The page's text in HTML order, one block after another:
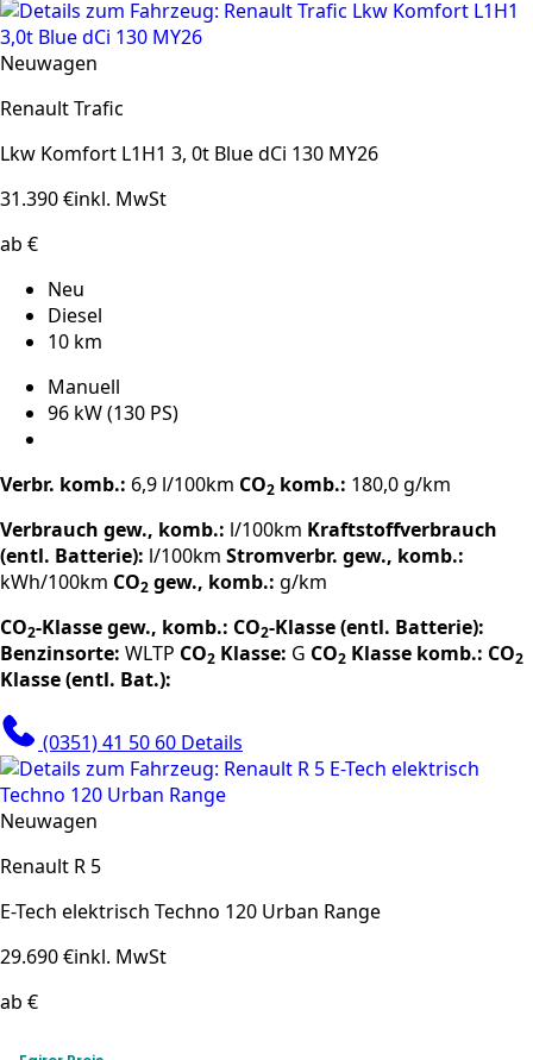
Neuwagen
Renault Trafic
Lkw Komfort L1H1 3, 0t Blue dCi 130 MY26
31.390 €inkl. MwSt
ab €
Neu
Diesel
10 km
Manuell
96 kW (130 PS)
Verbr. komb.: 6,9 l/100km CO2 komb.: 180,0 g/km
Verbrauch gew., komb.: l/100km Kraftstoffverbrauch
(entl. Batterie): l/100km Stromverbr. gew., komb.:
kWh/100km CO2 gew., komb.: g/km
CO2-Klasse gew., komb.: CO2-Klasse (entl. Batterie):
Benzinsorte: WLTP CO2 Klasse: G CO2 Klasse komb.: CO2
Klasse (entl. Bat.):
(0351) 41 50 60 Details
Neuwagen
Renault R 5
E-Tech elektrisch Techno 120 Urban Range
29.690 €inkl. MwSt
ab €